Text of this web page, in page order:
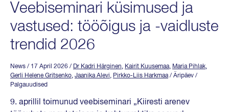
Veebiseminari küsimused ja
vastused: tööõigus ja -vaidluste
trendid 2026
News / 17 April 2026 / Dr Kadri Härginen, Kairit Kuusemaa, Maria Pihlak,
Gerli Helene Gritsenko, Jaanika Alevi, Pirkko-Liis Harkmaa / Äripäev /
Palgauudised
9. aprillil toimunud veebiseminari „Kiiresti arenev